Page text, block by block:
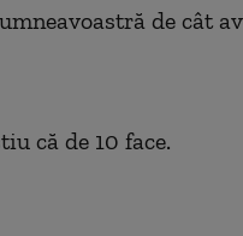
de cât
că de 10 face.